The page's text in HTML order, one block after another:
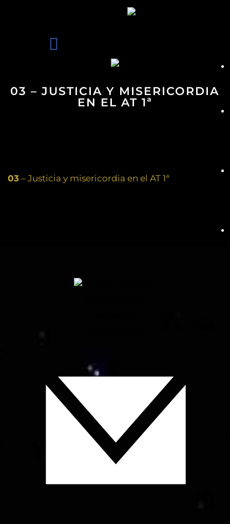
03 – JUSTICIA Y MISERICORDIA
EN EL AT 1ª
03 – Justicia y misericordia en el AT 1ª